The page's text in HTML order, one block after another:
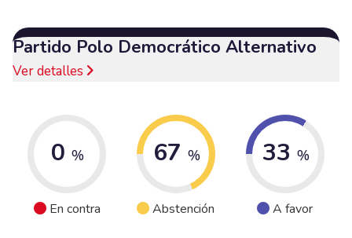
Partido Polo Democrático Alternativo
Ver detalles
0 %
En contra
67 %
Abstención
33 %
A favor